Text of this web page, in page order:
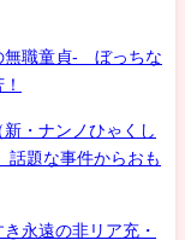
職童貞- ぼっちな
・ナンノひゃくし
題な事件からおも
永遠の非リア充・